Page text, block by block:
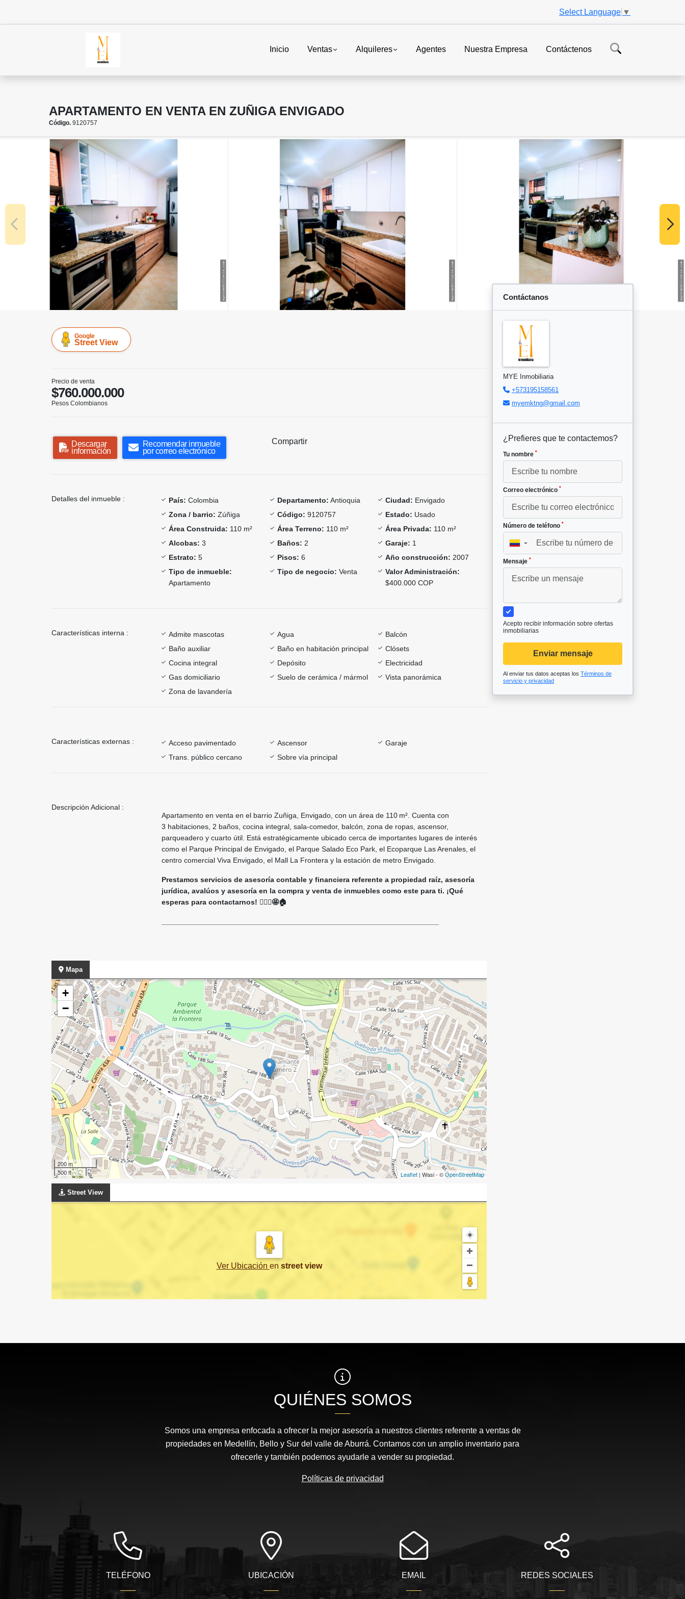
Select Language ▼
Inicio Ventas Alquileres Agentes Nuestra Empresa Contáctenos
APARTAMENTO EN VENTA EN ZUÑIGA ENVIGADO
Código. 9120757
Google
Street View
Precio de venta
$760.000.000
Pesos Colombianos
Descargar
información
Recomendar inmueble
por correo electrónico
Compartir
Detalles del inmueble : País: Colombia Departamento: Antioquia Ciudad: Envigado
Zona / barrio: Zúñiga Código: 9120757 Estado: Usado
Área Construida: 110 m² Área Terreno: 110 m² Área Privada: 110 m²
Alcobas: 3 Baños: 2 Garaje: 1
Estrato: 5 Pisos: 6 Año construcción: 2007
Tipo de inmueble:
Apartamento
Tipo de negocio: Venta
Valor Administración:
$400.000 COP
Características interna : Admite mascotas Agua
Balcón
Baño auxiliar
Baño en habitación principal
Clósets
Cocina integral
Depósito
Electricidad
Gas domiciliario
Suelo de cerámica / mármol
Vista panorámica
Zona de lavandería
Características externas : Acceso pavimentado Ascensor
Garaje
Trans. público cercano
Sobre vía principal
Descripción Adicional :
Apartamento en venta en el barrio Zuñiga, Envigado, con un área de 110 m². Cuenta con
3 habitaciones, 2 baños, cocina integral, sala-comedor, balcón, zona de ropas, ascensor,
parqueadero y cuarto útil. Está estratégicamente ubicado cerca de importantes lugares de interés
como el Parque Principal de Envigado, el Parque Salado Eco Park, el Ecoparque Las Arenales, el
centro comercial Viva Envigado, el Mall La Frontera y la estación de metro Envigado.
Prestamos servicios de asesoría contable y financiera referente a propiedad raíz, asesoría
jurídica, avalúos y asesoría en la compra y venta de inmuebles como este para ti. ¡Qué
esperas para contactarnos! 🙋🏻‍♀️🤩🏠
Mapa
+
−
200 m
500 ft
Leaflet | Wasi - ©OpenStreetMap
Street View
Ver Ubicación en street view
Contáctanos
MYE Inmobiliaria
+573195158561
myemktng@gmail.com
¿Prefieres que te contactemos?
Tu nombre *
Correo electrónico *
Número de teléfono *
▼
Mensaje *
Acepto recibir información sobre ofertas
inmobiliarias
Enviar mensaje
Al enviar tus datos aceptas los Términos de
servicio y privacidad
QUIÉNES SOMOS
Somos una empresa enfocada a ofrecer la mejor asesoría a nuestros clientes referente a ventas de
propiedades en Medellín, Bello y Sur del valle de Aburrá. Contamos con un amplio inventario para
ofrecerle y también podemos ayudarle a vender su propiedad.
Políticas de privacidad
TELÉFONO UBICACIÓN EMAIL REDES SOCIALES